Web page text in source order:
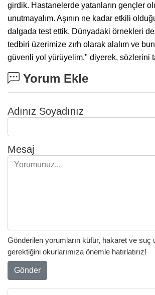
girdik. Hastanelerde yatanların gençler
unutmayalım. Aşının ne kadar etkili
dalgada test ettik. Dünyadaki örnekleri
tedbiri üzerimize zırh olarak alalım ve
güvenli yol yürüyelim." diyerek, sözlerini
Yorum Ekle
Adınız Soyadınız
Mesaj
Gönderilen yorumların küfür, hakaret ve
gerektiğini okurlarımıza önemle hatırlatırız!
Gönder